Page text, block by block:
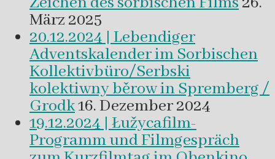
März 2025
20.12.2024 | Lebendiger
Adventskalender im Sorbischen
Kollektivbüro/Serbski
kolektiwny běrow in Spremberg /
Grodk16. Dezember 2024
19.12.2024 | Łužycafilm-
Programm und Filmgespräch